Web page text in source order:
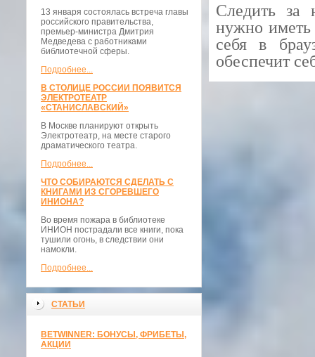
13 января состоялась встреча главы
российского правительства,
премьер-министра Дмитрия
Медведева с работниками
библиотечной сферы.
Подробнее...
В СТОЛИЦЕ РОССИИ ПОЯВИТСЯ
ЭЛЕКТРОТЕАТР
«СТАНИСЛАВСКИЙ»
В Москве планируют открыть
Электротеатр, на месте старого
драматического театра.
Подробнее...
ЧТО СОБИРАЮТСЯ СДЕЛАТЬ С
КНИГАМИ ИЗ СГОРЕВШЕГО
ИНИОНА?
Во время пожара в библиотеке
ИНИОН пострадали все книги, пока
тушили огонь, в следствии они
намокли.
Подробнее...
СТАТЬИ
BETWINNER: БОНУСЫ, ФРИБЕТЫ,
АКЦИИ
Следить за
нужно иметь
себя в
обеспечит